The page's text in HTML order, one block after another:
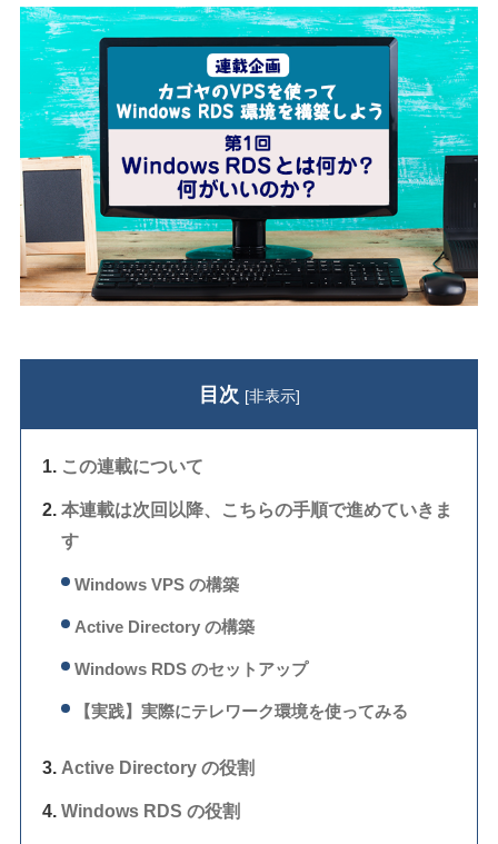
目次 [非表示]
この連載について
本連載は次回以降、こちらの手順で進めていきま
す
Windows VPS の構築
Active Directory の構築
Windows RDS のセットアップ
【実践】実際にテレワーク環境を使ってみる
Active Directory の役割
Windows RDS の役割